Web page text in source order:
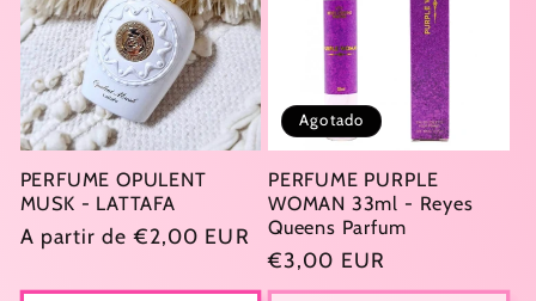
PERFUME OPULENT
MUSK - LATTAFA
Precio
A partir de €2,00 EUR
Agotado
PERFUME PURPLE
WOMAN 33ml - Reyes
Queens Parfum
Precio
habitual
€3,00 EUR